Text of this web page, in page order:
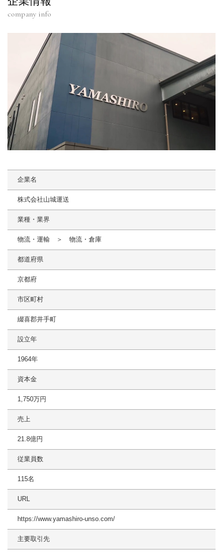
company info
企業名
株式会社山城運送
業種・業界
物流・運輸 ＞ 物流・倉庫
都道府県
京都府
市区町村
綴喜郡井手町
設立年
1964年
資本金
1,750万円
売上
21.8億円
従業員数
115名
URL
https://www.yamashiro-unso.com/
主要取引先